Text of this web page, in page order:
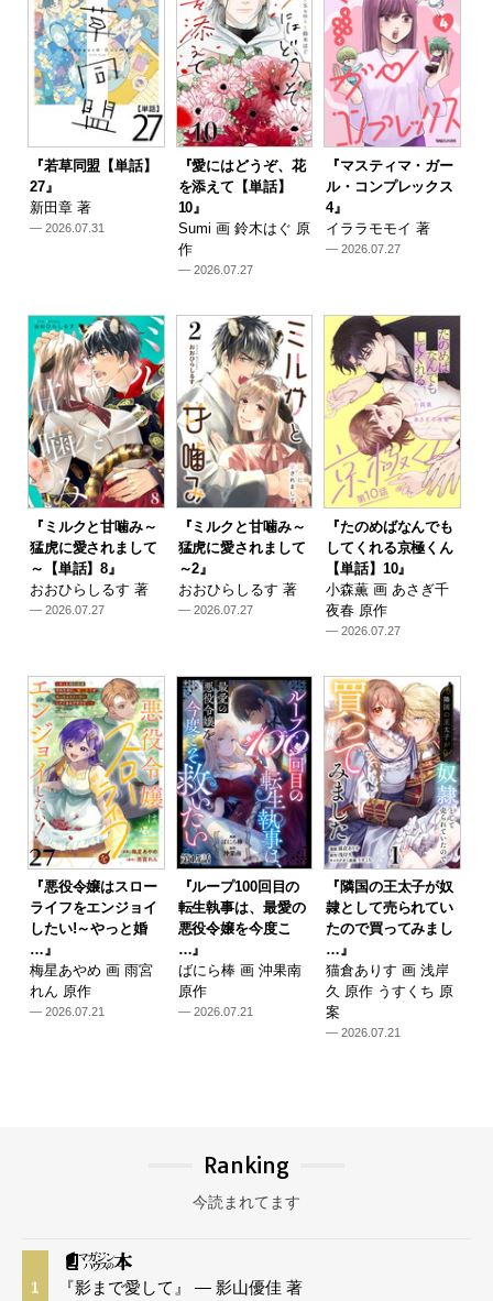
『若草同盟【単話】
27』
新田章 著
— 2026.07.31
『愛にはどうぞ、花
を添えて【単話】
10』
Sumi 画 鈴木はぐ 原
作
— 2026.07.27
『マスティマ・ガー
ル・コンプレックス
4』
イララモモイ 著
— 2026.07.27
『ミルクと甘噛み～
猛虎に愛されまして
～【単話】8』
おおひらしるす 著
— 2026.07.27
『ミルクと甘噛み～
猛虎に愛されまして
～2』
おおひらしるす 著
— 2026.07.27
『たのめばなんでも
してくれる京極くん
【単話】10』
小森薫 画 あさぎ千
夜春 原作
— 2026.07.27
『悪役令嬢はスロー
ライフをエンジョイ
したい!～やっと婚
…』
梅星あやめ 画 雨宮
れん 原作
— 2026.07.21
『ループ100回目の
転生執事は、最愛の
悪役令嬢を今度こ
…』
ばにら棒 画 沖果南
原作
— 2026.07.21
『隣国の王太子が奴
隷として売られてい
たので買ってみまし
…』
猫倉ありす 画 浅岸
久 原作 うすくち 原
案
— 2026.07.21
Ranking
今読まれてます
1 『影まで愛して』 — 影山優佳 著